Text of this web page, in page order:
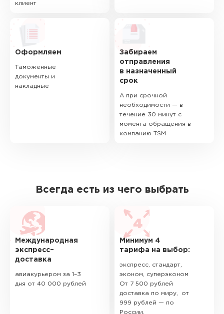
клиент
Оформляем
Таможенные
документы и
накладные
Забираем
отправления
в назначенный
срок
А при срочной
необходимости — в
течение 30 минут с
момента обращения в
компанию TSM
Всегда есть из чего выбрать
Международная
экспресс–
доставка
авиакурьером за 1–3
дня от 40 000 рублей
Минимум 4
тарифа на выбор:
экспресс, стандарт,
эконом, суперэконом
От 7 500 рублей
доставка по миру, от
999 рублей — по
России.